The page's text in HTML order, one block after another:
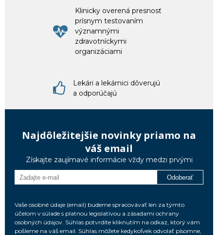
Klinicky overená presnosť
prísnym testovaním
významnými
zdravotníckymi
organizáciami
Lekári a lekárnici dôverujú
a odporúčajú
Najdôležitejšie novinky priamo na
váš email
Získajte zaujímavé informácie vždy medzi prvými
Odoberať
Vaše osobné údaje (email) budeme spracovávať len za týmto
účelom v súlade s platnou legislatívou a zásadami ochrany
osobných údajov. Súhlas potvrdíte kliknutím na odkaz, ktorý vám
pošleme na váš email. Súhlas môžete kedykoľvek odvolať písomne,